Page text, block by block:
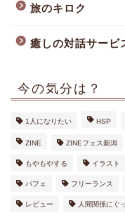
旅のキロク
癒しの対話サービ
今の気分は？
1人になりたい HSP
ZINE ZINEフェス新潟
もやもやする イラスト
パフェ フリーランス
レビュー 人間関係にぐ